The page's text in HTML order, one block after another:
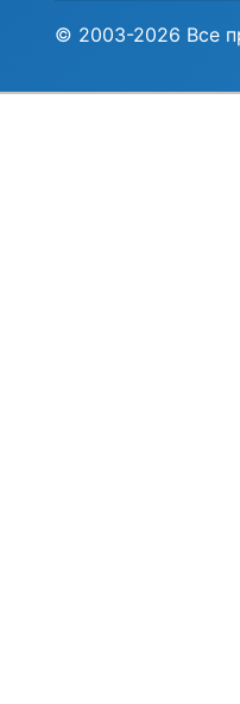
© 2003-2026 Все